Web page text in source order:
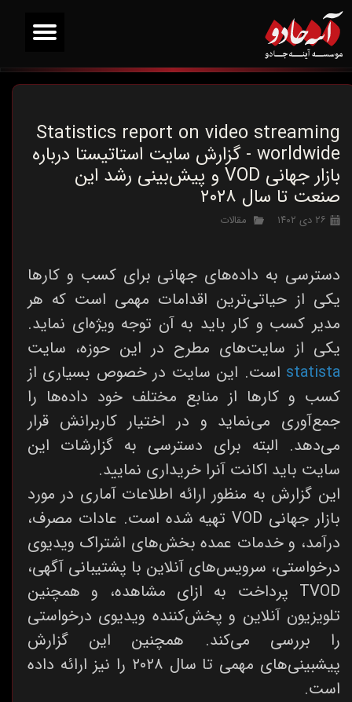
Statistics report on video streaming
worldwide - گزارش سایت استاتیستا درباره
بازار جهانی VOD و پیش‌بینی رشد این
صنعت تا سال ۲۰۲۸
۲۶ دی ۱۴۰۲ مقالات
دسترسی به داده‌های جهانی برای کسب و کارها
یکی از حیاتی‌ترین اقدامات مهمی است که هر
مدیر کسب و کار باید به آن توجه ویژه‌ای نماید.
یکی از سایت‌های مطرح در این حوزه، سایت
statista است. این سایت در خصوص بسیاری از
کسب و کارها از منابع مختلف خود داده‌ها را
جمع‌آوری می‌نماید و در اختیار کاربرانش قرار
می‌دهد. البته برای دسترسی به گزارشات این
سایت باید اکانت آنرا خریداری نمایید.
این گزارش به منظور ارائه اطلاعات آماری در مورد
بازار جهانی VOD تهیه شده است. عادات مصرف،
درآمد، و خدمات عمده بخش‌های اشتراک ویدیوی
درخواستی، سرویس‌های آنلاین با پشتیبانی آگهی،
TVOD پرداخت به ازای مشاهده، و همچنین
تلویزیون آنلاین و پخش‌کننده ویدیوی درخواستی
را بررسی می‌کند. همچنین این گزارش
پیشبینی‌های مهمی تا سال ۲۰۲۸ را نیز ارائه داده
است.